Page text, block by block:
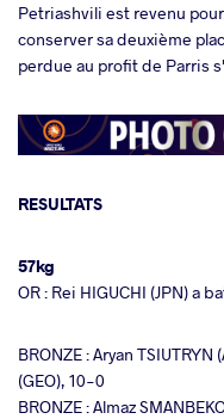
Petriashvili est revenu
conserver sa deuxième
perdue au profit de Parris
RESULTATS
57kg
OR : Rei HIGUCHI (JPN) a
BRONZE : Aryan
(GEO), 10-0
BRONZE : Almaz